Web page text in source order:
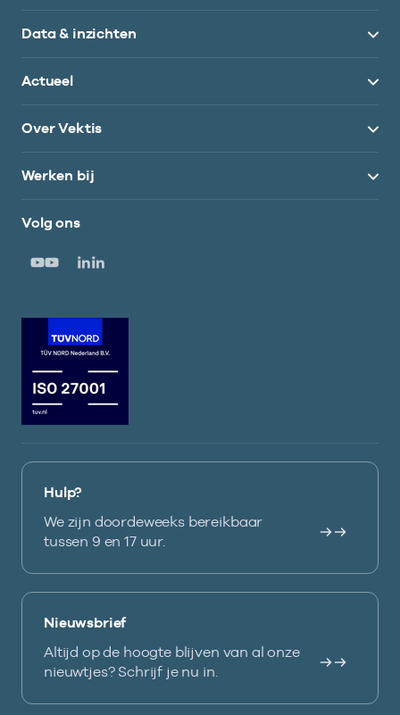
Data & inzichten
Actueel
Over Vektis
Werken bij
Volg ons
Hulp?
We zijn doordeweeks bereikbaar
tussen 9 en 17 uur.
Nieuwsbrief
Altijd op de hoogte blijven van al onze
nieuwtjes? Schrijf je nu in.